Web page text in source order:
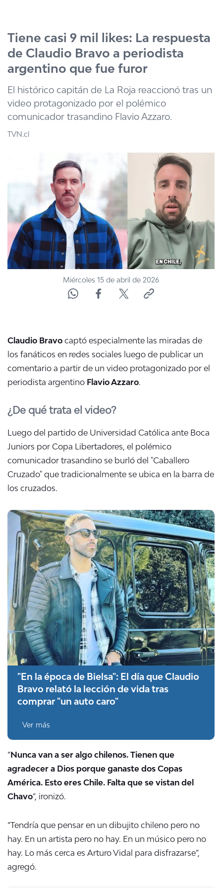
Tiene casi 9 mil likes: La respuesta
de Claudio Bravo a periodista
argentino que fue furor
El histórico capitán de La Roja reaccionó tras un
video protagonizado por el polémico
comunicador trasandino Flavio Azzaro.
TVN.cl
Miércoles 15 de abril de 2026
Claudio Bravo captó especialmente las miradas de
los fanáticos en redes sociales luego de publicar un
comentario a partir de un video protagonizado por el
periodista argentino Flavio Azzaro.
¿De qué trata el video?
Luego del partido de Universidad Católica ante Boca
Juniors por Copa Libertadores, el polémico
comunicador trasandino se burló del "Caballero
Cruzado" que tradicionalmente se ubica en la barra de
los cruzados.
"En la época de Bielsa": El día que Claudio
Bravo relató la lección de vida tras
comprar "un auto caro"
Ver más
“Nunca van a ser algo chilenos. Tienen que
agradecer a Dios porque ganaste dos Copas
América. Esto eres Chile. Falta que se vistan del
Chavo”, ironizó.
“Tendría que pensar en un dibujito chileno pero no
hay. En un artista pero no hay. En un músico pero no
hay. Lo más cerca es Arturo Vidal para disfrazarse”,
agregó.